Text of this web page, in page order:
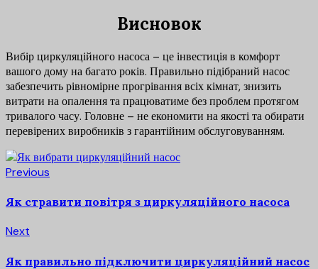
Висновок
Вибір циркуляційного насоса – це інвестиція в комфорт
вашого дому на багато років. Правильно підібраний насос
забезпечить рівномірне прогрівання всіх кімнат, знизить
витрати на опалення та працюватиме без проблем протягом
тривалого часу. Головне – не економити на якості та обирати
перевірених виробників з гарантійним обслуговуванням.
Previous
Як стравити повітря з циркуляційного насоса
Next
Як правильно підключити циркуляційний насос